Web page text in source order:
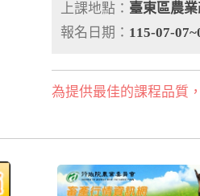
上課地點： 臺東區農
報名日期： 115-07-
為提供最佳的課程品質